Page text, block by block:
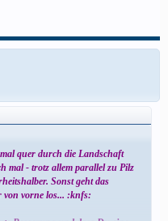
quer durch die Landschaft
mal - trotz allem parallel zu Pilz
Sonst geht das
von vorne los... :knfs: